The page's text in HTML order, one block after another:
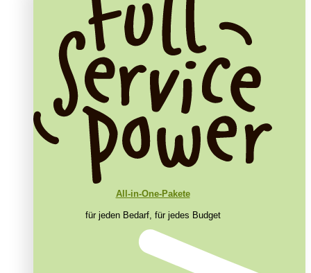
All-in-One-Pakete
für jeden Bedarf, für jedes Budget